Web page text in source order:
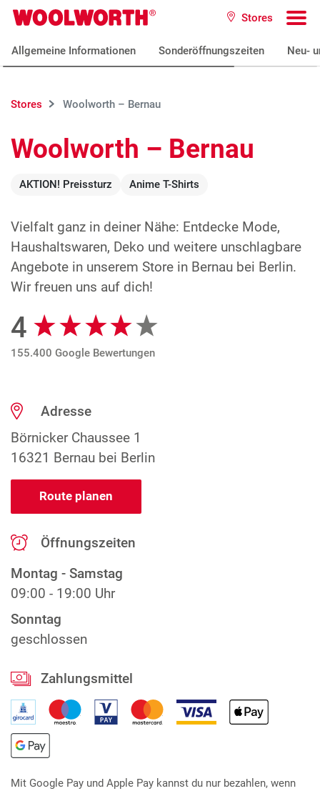
Zum Hauptinhalt
Woolworth GmbH Stores
Allgemeine Informationen Sonderöffnungszeiten Neu-
Stores Woolworth – Bernau
Woolworth – Bernau
AKTION! Preissturz Anime T-Shirts
Vielfalt ganz in deiner Nähe: Entdecke Mode,
Haushaltswaren, Deko und weitere unschlagbare
Angebote in unserem Store in Bernau bei Berlin.
Wir freuen uns auf dich!
Google Bewertungen
4
155.400 Google Bewertungen
Adresse
Börnicker Chaussee 1
16321 Bernau bei Berlin
Route planen
Öffnungszeiten
Montag - Samstag
09:00 - 19:00 Uhr
Sonntag
geschlossen
Zahlungsmittel
Mit Google Pay und Apple Pay kannst du nur bezahlen, wenn